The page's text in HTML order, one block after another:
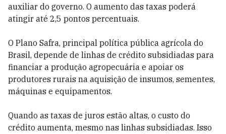
auxiliar do governo. O aumento das taxas poderá
atingir até 2,5 pontos percentuais.
O Plano Safra, principal política pública agrícola do
Brasil, depende de linhas de crédito subsidiadas para
financiar a produção agropecuária e apoiar os
produtores rurais na aquisição de insumos, sementes,
máquinas e equipamentos.
Quando as taxas de juros estão altas, o custo do
crédito aumenta, mesmo nas linhas subsidiadas. Isso